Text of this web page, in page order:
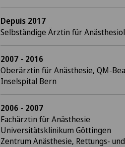
Depuis 2017
Selbständige Ärztin für
2007 - 2016
Oberärztin für Anästhesie, QM-
Inselspital Bern
2006 - 2007
Fachärztin für Anästhesie
Universitätsklinikum Göttingen
Zentrum Anästhesie, Rettungs-